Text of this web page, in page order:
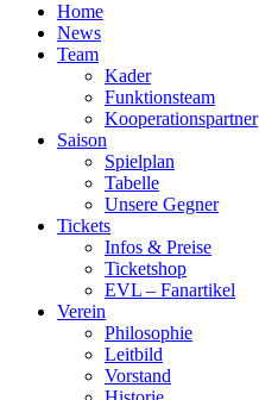
Home
News
Team
Kader
Funktionsteam
Kooperationspartner
Saison
Spielplan
Tabelle
Unsere Gegner
Tickets
Infos & Preise
Ticketshop
EVL – Fanartikel
Verein
Philosophie
Leitbild
Vorstand